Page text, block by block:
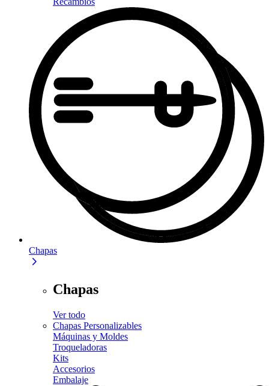
Chapas
Chapas
Ver todo
Chapas Personalizables
Máquinas y Moldes
Troqueladoras
Kits
Accesorios
Embalaje